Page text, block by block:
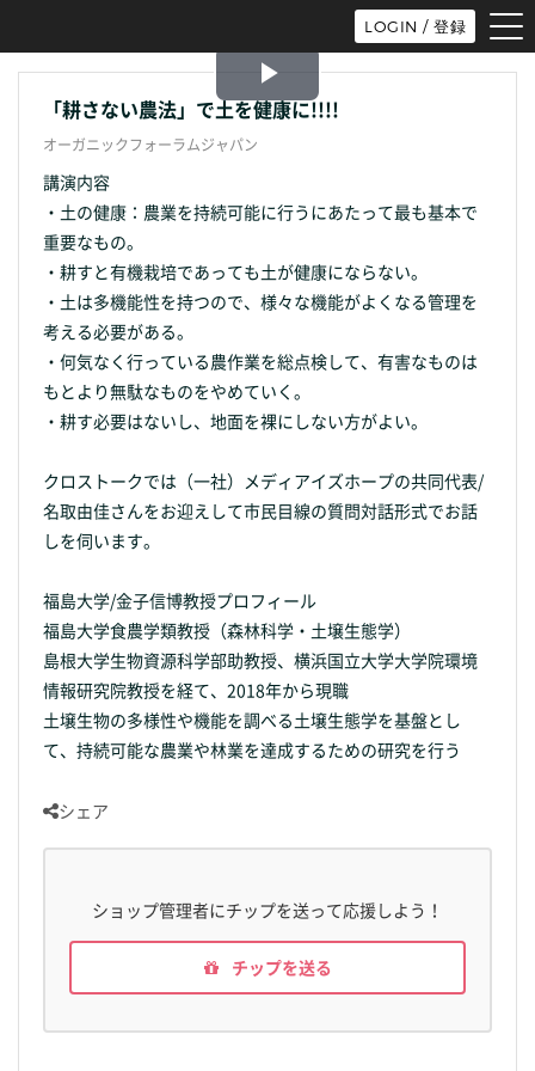
LOGIN / 登録
Play
「耕さない農法」で土を健康に!!!!
オーガニックフォーラムジャパン
講演内容
・土の健康：農業を持続可能に行うにあたって最も基本で
重要なもの。
・耕すと有機栽培であっても土が健康にならない。
・土は多機能性を持つので、様々な機能がよくなる管理を
考える必要がある。
・何気なく行っている農作業を総点検して、有害なものは
もとより無駄なものをやめていく。
・耕す必要はないし、地面を裸にしない方がよい。
クロストークでは（一社）メディアイズホープの共同代表/
名取由佳さんをお迎えして市民目線の質問対話形式でお話
しを伺います。
福島大学/金子信博教授プロフィール
福島大学食農学類教授（森林科学・土壌生態学）
島根大学生物資源科学部助教授、横浜国立大学大学院環境
情報研究院教授を経て、2018年から現職
土壌生物の多様性や機能を調べる土壌生態学を基盤とし
て、持続可能な農業や林業を達成するための研究を行う
シェア
ショップ管理者にチップを送って応援しよう！
チップを送る